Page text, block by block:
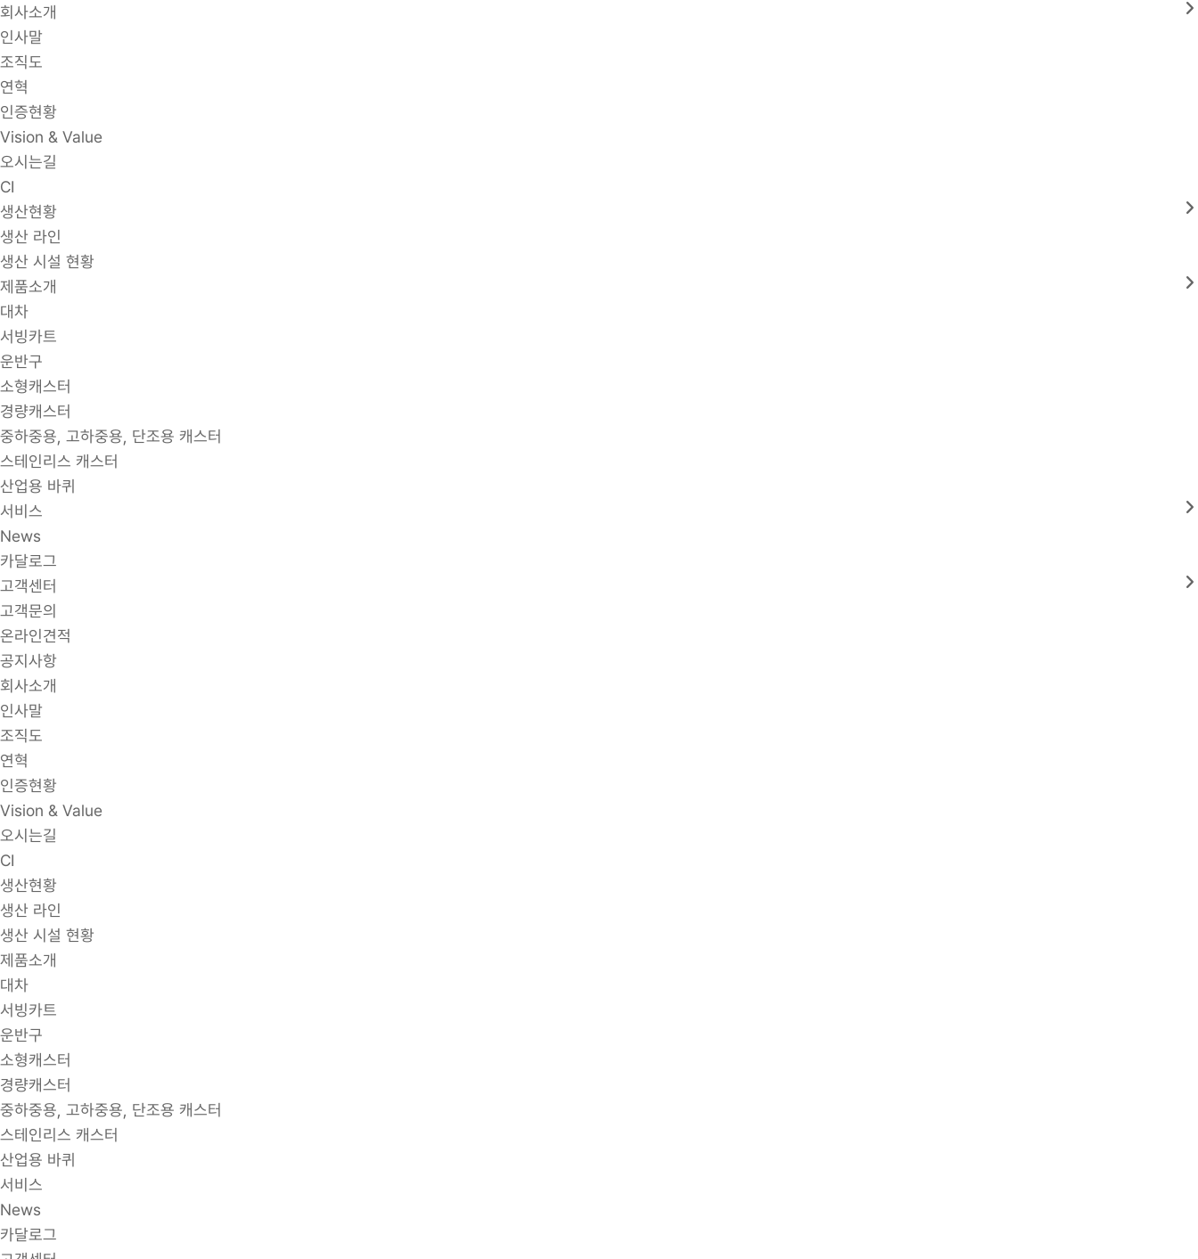
회사소개
인사말
조직도
연혁
인증현황
Vision & Value
오시는길
CI
생산현황
생산 라인
생산 시설 현황
제품소개
대차
서빙카트
운반구
소형캐스터
경량캐스터
중하중용, 고하중용, 단조용 캐스터
스테인리스 캐스터
산업용 바퀴
서비스
News
카달로그
고객센터
고객문의
온라인견적
공지사항
회사소개
인사말
조직도
연혁
인증현황
Vision & Value
오시는길
CI
생산현황
생산 라인
생산 시설 현황
제품소개
대차
서빙카트
운반구
소형캐스터
경량캐스터
중하중용, 고하중용, 단조용 캐스터
스테인리스 캐스터
산업용 바퀴
서비스
News
카달로그